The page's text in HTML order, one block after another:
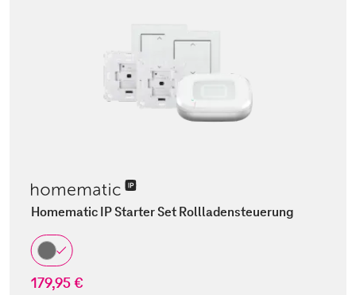
Homematic IP Starter Set Rollladensteuerung
179,95 €